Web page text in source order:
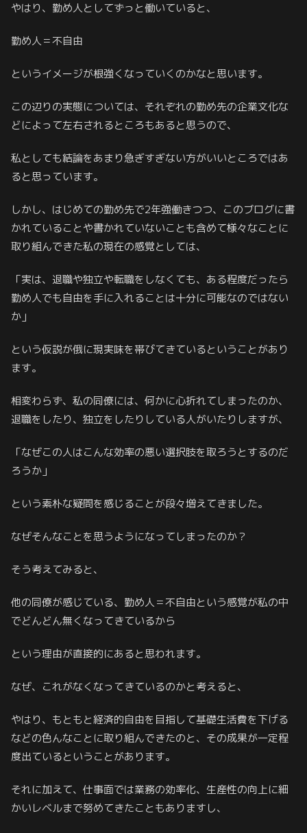
やはり、勤め人としてずっと働いていると、
勤め人＝不自由
というイメージが根強くなっていくのかなと思います。
この辺りの実態については、それぞれの勤め先の企業文化な
どによって左右されるところもあると思うので、
私としても結論をあまり急ぎすぎない方がいいところではあ
ると思っています。
しかし、はじめての勤め先で2年強働きつつ、このブログに書
かれていることや書かれていないことも含めて様々なことに
取り組んできた私の現在の感覚としては、
「実は、退職や独立や転職をしなくても、ある程度だったら
勤め人でも自由を手に入れることは十分に可能なのではない
か」
という仮説が俄に現実味を帯びてきているということがあり
ます。
相変わらず、私の同僚には、何かに心折れてしまったのか、
退職をしたり、独立をしたりしている人がいたりしますが、
「なぜこの人はこんな効率の悪い選択肢を取ろうとするのだ
ろうか」
という素朴な疑問を感じることが段々増えてきました。
なぜそんなことを思うようになってしまったのか？
そう考えてみると、
他の同僚が感じている、勤め人＝不自由という感覚が私の中
でどんどん無くなってきているから
という理由が直接的にあると思われます。
なぜ、これがなくなってきているのかと考えると、
やはり、もともと経済的自由を目指して基礎生活費を下げる
などの色んなことに取り組んできたのと、その成果が一定程
度出ているということがあります。
それに加えて、仕事面では業務の効率化、生産性の向上に細
かいレベルまで努めてきたこともありますし、